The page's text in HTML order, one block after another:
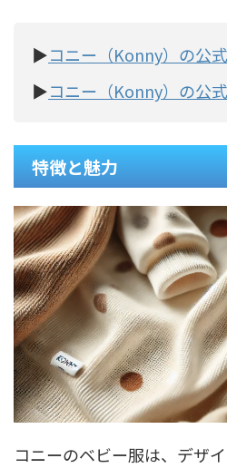
▶コニー（Konny）の公
▶コニー（Konny）の公
特徴と魅力
コニーのベビー服は、デザ